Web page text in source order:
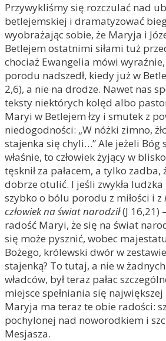
Przywykliśmy się rozczulać nad
betlejemskiej i dramatyzować
wyobrażając sobie, że Maryja i
Betlejem ostatnimi siłami tuż
chociaż Ewangelia mówi wyraźnie,
porodu nadszedł, kiedy już w
2,6), a nie na drodze. Nawet nas
teksty niektórych kolęd albo
Maryi w Betlejem łzy i smutek z
niedogodności: „W nóżki zimno,
stajenka się chyli…” Ale jeżeli Bóg
właśnie, to człowiek żyjący w
tęsknił za pałacem, a tylko
dobrze otulić. I jeśli zwykła
szybko o bólu porodu z miłości i z
człowiek na świat narodził(J 16,21)
radość Maryi, że się na świat
się może pysznić, wobec
Bożego, królewski dwór w
stajenką? To tutaj, a nie w
władców, był teraz pałac
miejsce spełniania się
Maryja ma teraz te obie radości:
pochylonej nad noworodkiem i
Mesjasza.